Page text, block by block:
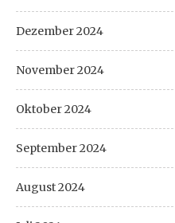
Dezember 2024
November 2024
Oktober 2024
September 2024
August 2024